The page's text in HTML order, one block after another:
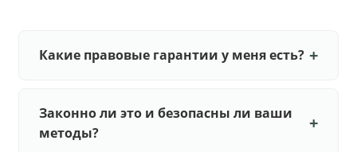
Какие правовые гарантии у меня есть?
Законно ли это и безопасны ли ваши
методы?